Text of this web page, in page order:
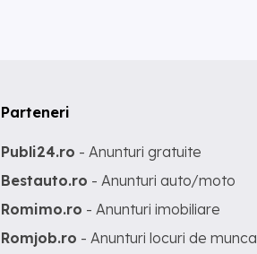
Parteneri
Publi24.ro - Anunturi gratuite
Bestauto.ro - Anunturi auto/moto
Romimo.ro - Anunturi imobiliare
Romjob.ro - Anunturi locuri de munca